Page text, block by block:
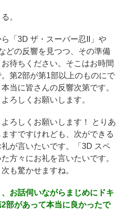
。
「3D ザ・スーパー忍II」や
どの反響を見つつ、その準備
待ちください。そこはお時間
第2部が第1部以上のものにで
当に皆さんの反響次第です。
ろしくお願いします。
ろしくお願いします！ とりあ
すですけれども、次ができる
が言いたいです。「3D スペ
方々にお礼を言いたいです。
も驚かせますね。
お話伺いながらまじめにドキ
2部があって本当に良かったで